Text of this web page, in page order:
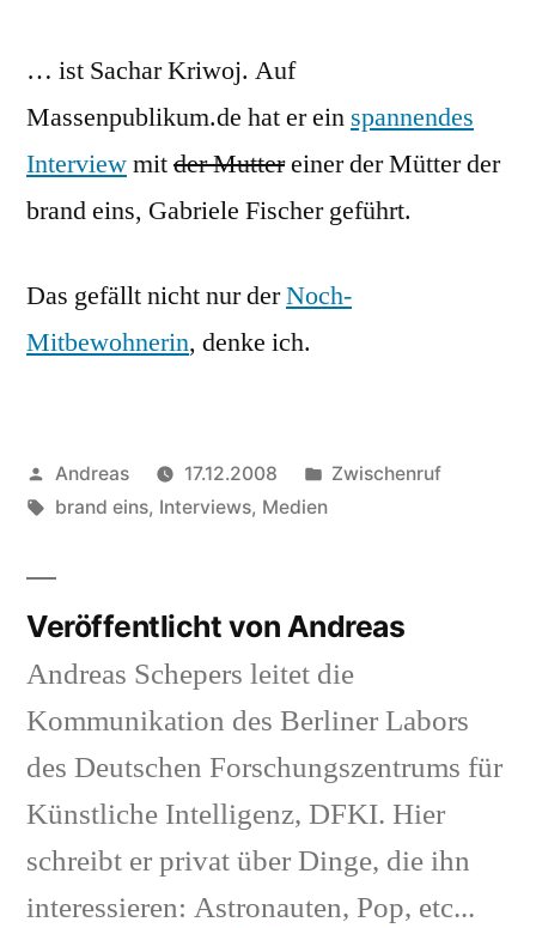
… ist Sachar Kriwoj. Auf
Massenpublikum.de hat er ein spannendes
Interviewmitder Muttereiner der Mütter der
brand eins, Gabriele Fischer geführt.
Das gefällt nicht nur derNoch-
Mitbewohnerin, denke ich.
Veröffentlicht
von
Andreas 17.12.2008
Veröffentlicht
Zwischenruf
Schlagwörter:
brand eins, Interviews, Medien
Veröffentlicht von Andreas
Andreas Schepers leitet die
Kommunikation des Berliner Labors
des Deutschen Forschungszentrums für
Künstliche Intelligenz, DFKI. Hier
schreibt er privat über Dinge, die ihn
interessieren: Astronauten, Pop, etc...